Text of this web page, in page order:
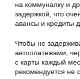
на коммуналку и
задержкой, что
авансы и кредиты
Чтобы не
автоплатежами,
с карты каждый
рекомендуется не